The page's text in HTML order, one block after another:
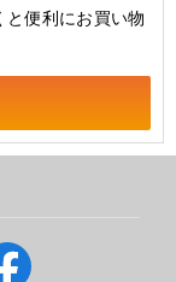
と便利にお買い物